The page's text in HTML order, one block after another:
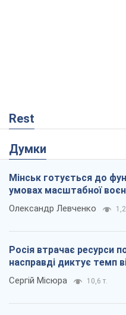
Rest
Думки
Мінськ готується до
умовах масштабної
Олександр Левченко 1,2
Росія втрачає ресурси
насправді диктує темп
Сергій Місюра 10,6 т.